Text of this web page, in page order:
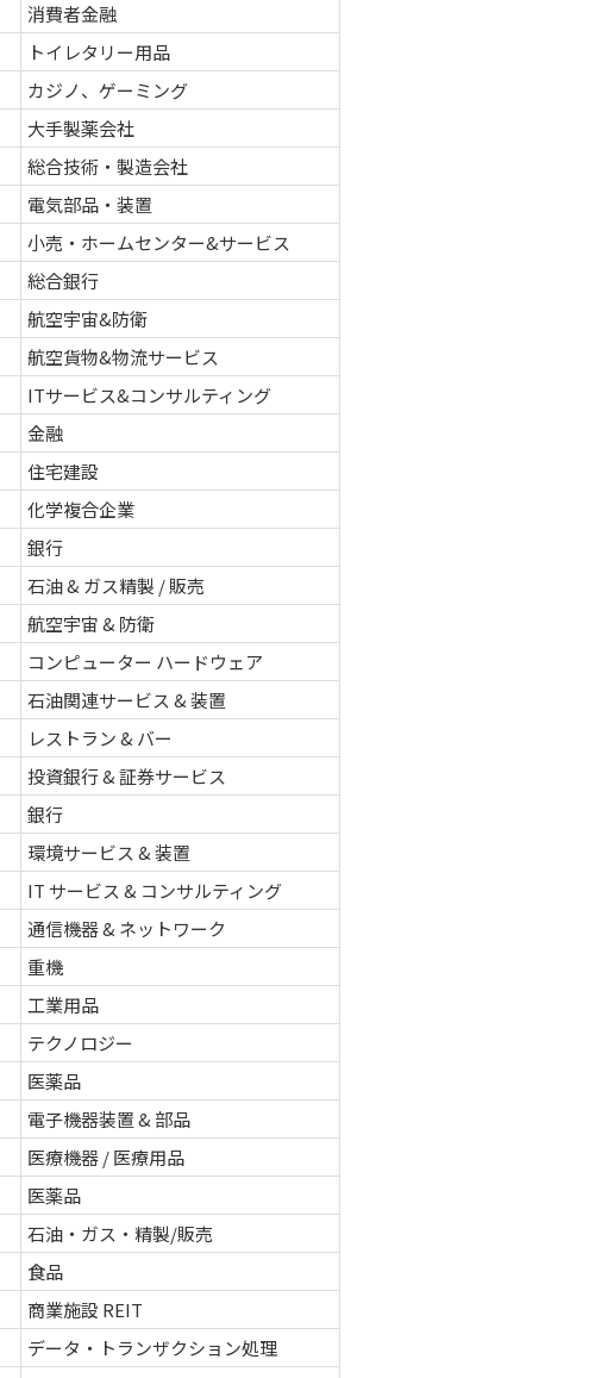
消費者金融
トイレタリー用品
カジノ、ゲーミング
大手製薬会社
総合技術・製造会社
電気部品・装置
小売・ホームセンター&サービス
総合銀行
航空宇宙&防衛
航空貨物&物流サービス
ITサービス&コンサルティング
金融
住宅建設
化学複合企業
銀行
石油 & ガス精製 / 販売
航空宇宙 & 防衛
コンピューター ハードウェア
石油関連サービス & 装置
レストラン & バー
投資銀行 & 証券サービス
銀行
環境サービス & 装置
IT サービス & コンサルティング
通信機器 & ネットワーク
重機
工業用品
テクノロジー
医薬品
電子機器装置 & 部品
医療機器 / 医療用品
医薬品
石油・ガス・精製/販売
食品
商業施設 REIT
データ・トランザクション処理